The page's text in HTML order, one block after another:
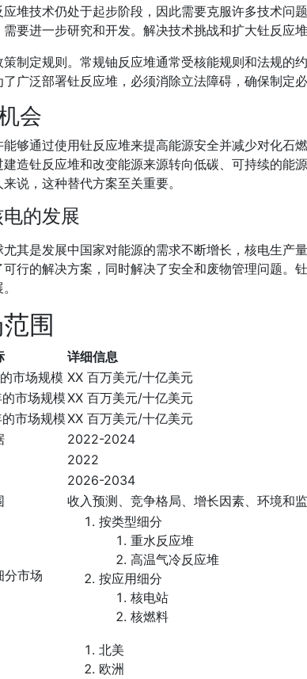
应堆技术仍处于起步阶段，因此需要克服许多技术问
需要进一步研究和开发。解决技术挑战和扩大钍反应
策制定规则。常规铀反应堆通常受核能规则和法规的
了广泛部署钍反应堆，必须消除立法障碍，确保制定
会
能够通过使用钍反应堆来提高能源安全并减少对化石
建造钍反应堆和改变能源来源转向低碳、可持续的能
说，这种替代方案至关重要。
的发展
尤其是发展中国家对能源的需求不断增长，核电生产
可行的解决方案，同时解决了安全和废物管理问题。
围
详细信息
市场规模 XX 百万美元/十亿美元
市场规模XX 百万美元/十亿美元
市场规模XX 百万美元/十亿美元
2022-2024
2022
2026-2034
收入预测、竞争格局、增长因素、环境和
分市场
按类型细分
重水反应堆
高温气冷反应堆
按应用细分
核电站
核燃料
北美
欧洲